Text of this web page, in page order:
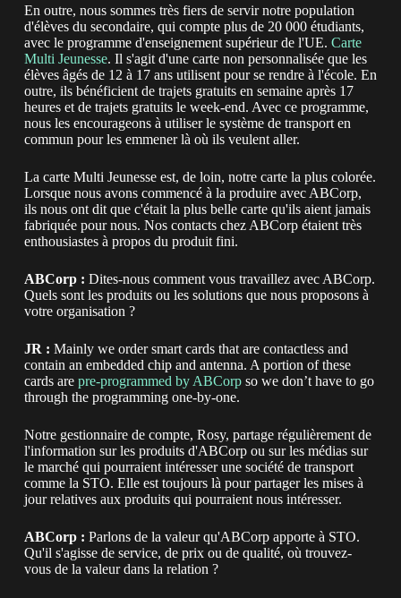
En outre, nous sommes très fiers de servir notre population
d'élèves du secondaire, qui compte plus de 20 000 étudiants,
avec le programme d'enseignement supérieur de l'UE. Carte
Multi Jeunesse. Il s'agit d'une carte non personnalisée que les
élèves âgés de 12 à 17 ans utilisent pour se rendre à l'école. En
outre, ils bénéficient de trajets gratuits en semaine après 17
heures et de trajets gratuits le week-end. Avec ce programme,
nous les encourageons à utiliser le système de transport en
commun pour les emmener là où ils veulent aller.
La carte Multi Jeunesse est, de loin, notre carte la plus colorée.
Lorsque nous avons commencé à la produire avec ABCorp,
ils nous ont dit que c'était la plus belle carte qu'ils aient jamais
fabriquée pour nous. Nos contacts chez ABCorp étaient très
enthousiastes à propos du produit fini.
ABCorp : Dites-nous comment vous travaillez avec ABCorp.
Quels sont les produits ou les solutions que nous proposons à
votre organisation ?
JR : Mainly we order smart cards that are contactless and
contain an embedded chip and antenna. A portion of these
cards are pre-programmed by ABCorpso we don’t have to go
through the programming one-by-one.
Notre gestionnaire de compte, Rosy, partage régulièrement de
l'information sur les produits d'ABCorp ou sur les médias sur
le marché qui pourraient intéresser une société de transport
comme la STO. Elle est toujours là pour partager les mises à
jour relatives aux produits qui pourraient nous intéresser.
ABCorp : Parlons de la valeur qu'ABCorp apporte à STO.
Qu'il s'agisse de service, de prix ou de qualité, où trouvez-
vous de la valeur dans la relation ?